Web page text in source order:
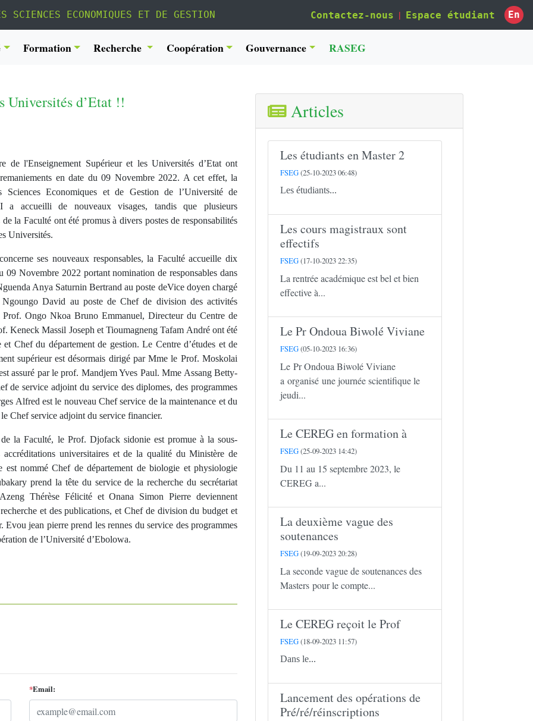
SCIENCES ECONOMIQUES ET DE GESTION Contactez-nous | Espace étudiant En
Formation Recherche Coopération Gouvernance RASEG
Universités d’Etat !!
de l'Enseignement Supérieur et les Universités d’Etat ont
en date du 09 Novembre 2022. A cet effet, la
Sciences Economiques et de Gestion de l’Université de
a accueilli de nouveaux visages, tandis que plusieurs
de la Faculté ont été promus à divers postes de responsabilités
Universités.
ses nouveaux responsables, la Faculté accueille dix
Novembre 2022 portant nomination de responsables dans
Anya Saturnin Bertrand au poste deVice doyen chargé
David au poste de Chef de division des activités
Ongo Nkoa Bruno Emmanuel, Directeur du Centre de
Keneck Massil Joseph et Tioumagneng Tafam André ont été
Chef du département de gestion. Le Centre d’études et de
supérieur est désormais dirigé par Mme le Prof. Moskolai
assuré par le prof. Mandjem Yves Paul. Mme Assang Betty-
de service adjoint du service des diplomes, des programmes
Alfred est le nouveau Chef service de la maintenance et du
Chef service adjoint du service financier.
la Faculté, le Prof. Djofack sidonie est promue à la sous-
universitaires et de la qualité du Ministère de
est nommé Chef de département de biologie et physiologie
prend la tête du service de la recherche du secrétariat
Thérèse Félicité et Onana Simon Pierre deviennent
et des publications, et Chef de division du budget et
jean pierre prend les rennes du service des programmes
de l’Université d’Ebolowa.
*Email:
Articles
Les étudiants en Master 2
FSEG(25-10-2023 06:48)
Les étudiants...
Les cours magistraux sont
effectifs
FSEG(17-10-2023 22:35)
La rentrée académique est bel et bien
effective à...
Le Pr Ondoua Biwolé Viviane
FSEG(05-10-2023 16:36)
Le Pr Ondoua Biwolé Viviane
a organisé une journée scientifique le
jeudi...
Le CEREG en formation à
FSEG(25-09-2023 14:42)
Du 11 au 15 septembre 2023, le
CEREG a...
La deuxième vague des
soutenances
FSEG(19-09-2023 20:28)
La seconde vague de soutenances des
Masters pour le compte...
Le CEREG reçoit le Prof
FSEG(18-09-2023 11:57)
Dans le...
Lancement des opérations de
Pré/ré/réinscriptions